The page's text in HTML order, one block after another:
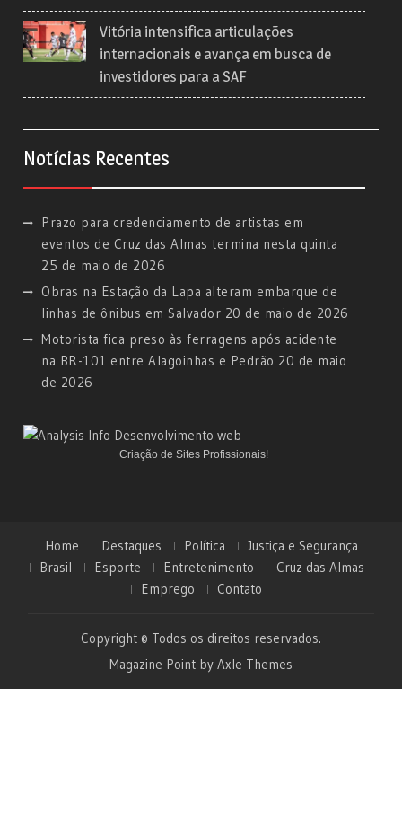
Vitória intensifica articulações
internacionais e avança em busca de
investidores para a SAF
Notícias Recentes
Prazo para credenciamento de artistas em
eventos de Cruz das Almas termina nesta quinta
25 de maio de 2026
Obras na Estação da Lapa alteram embarque de
linhas de ônibus em Salvador 20 de maio de 2026
Motorista fica preso às ferragens após acidente
na BR-101 entre Alagoinhas e Pedrão 20 de maio
de 2026
Criação de Sites Profissionais!
Home Destaques Política
Justiça e Segurança
Brasil
Esporte Entretenimento
Cruz das Almas
Emprego
Contato
Copyright © Todos os direitos reservados.
Magazine Point by Axle Themes